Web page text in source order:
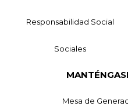
Responsabilidad Social
Sociales
Mesa de